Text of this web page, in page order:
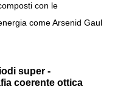
con le
come Arsenid Gaul
super -
coerente ottica